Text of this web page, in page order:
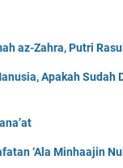
az-Zahra, Putri
Apakah Sudah
‘Ala Minhaajin